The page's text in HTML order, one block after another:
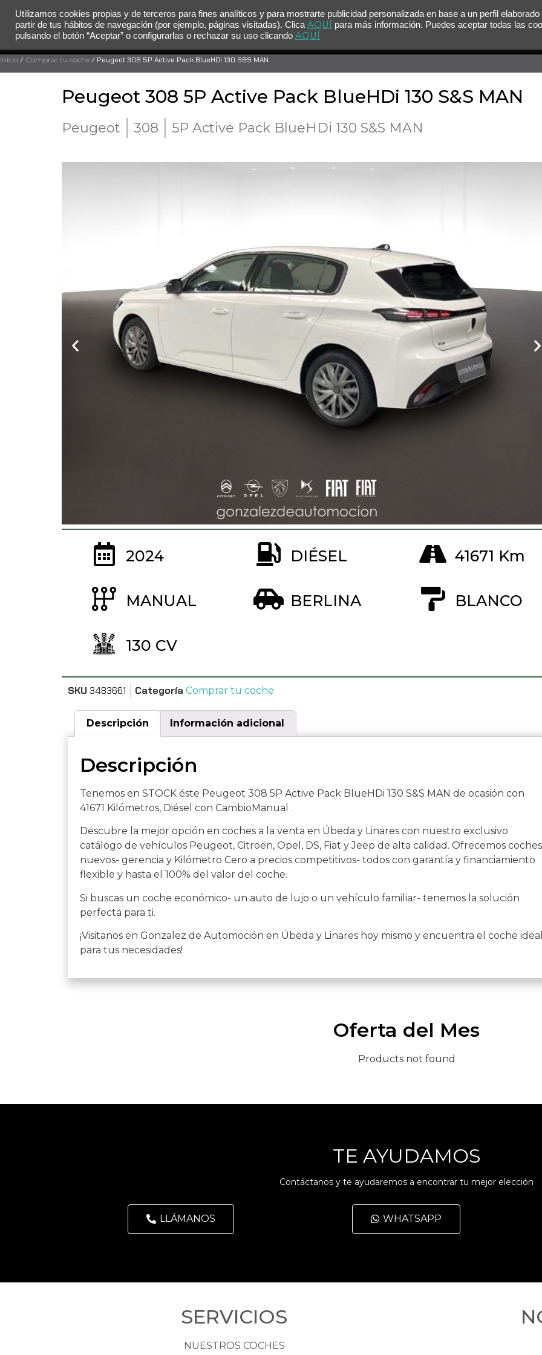
MENÚ
Inicio / Comprar tu coche / Peugeot 308 5P Active Pack BlueHDi 130 S&S MAN
Peugeot 308 5P Active Pack BlueHDi 130 S&S MAN
Peugeot 308 5P Active Pack BlueHDi 130 S&S MAN
2024 DIÉSEL 41671 Km
MANUAL BERLINA BLANCO
130 CV
SKU 3483661 Categoría Comprar tu coche
Descripción Información adicional
Descripción
Tenemos en STOCK éste Peugeot 308 5P Active Pack BlueHDi 130 S&S MAN de ocasión con
41671 Kilómetros, Diésel con CambioManual .
Descubre la mejor opción en coches a la venta en Úbeda y Linares con nuestro exclusivo
catálogo de vehículos Peugeot, Citroën, Opel, DS, Fiat y Jeep de alta calidad. Ofrecemos coches
nuevos- gerencia y Kilómetro Cero a precios competitivos- todos con garantía y financiamiento
flexible y hasta el 100% del valor del coche.
Si buscas un coche económico- un auto de lujo o un vehículo familiar- tenemos la solución
perfecta para ti.
¡Visitanos en Gonzalez de Automoción en Úbeda y Linares hoy mismo y encuentra el coche
para tus necesidades!
Oferta del Mes
Products not found
TE AYUDAMOS
Contáctanos y te ayudaremos a encontrar tu mejor elección
LLÁMANOS WHATSAPP
SERVICIOS
NUESTROS COCHES
Utilizamos cookies propias y de terceros para fines analíticos y para mostrarte publicidad personalizada en base a un perfil elaborado
partir de tus hábitos de navegación (por ejemplo, páginas visitadas). Clica AQUÍ para más información. Puedes aceptar todas las
pulsando el botón “Aceptar” o configurarlas o rechazar su uso clicando AQUÍ